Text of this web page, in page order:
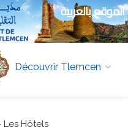
الموقع بالعربية
Découvrir Tlemcen
Les Hôtels